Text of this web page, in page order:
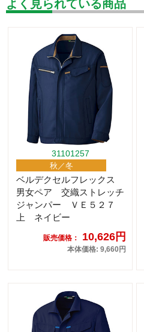
よく見られている商品
31101257
秋／冬
ベルデクセルフレックス
男女ペア 交織ストレッチ
ジャンパー ＶＥ５２７
上 ネイビー
販売価格： 10,626円
本体価格: 9,660円